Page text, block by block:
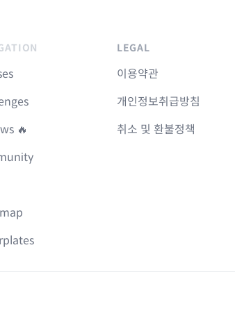
🔥
LEGAL
이용약관
개인정보취급방침
취소 및 환불정책